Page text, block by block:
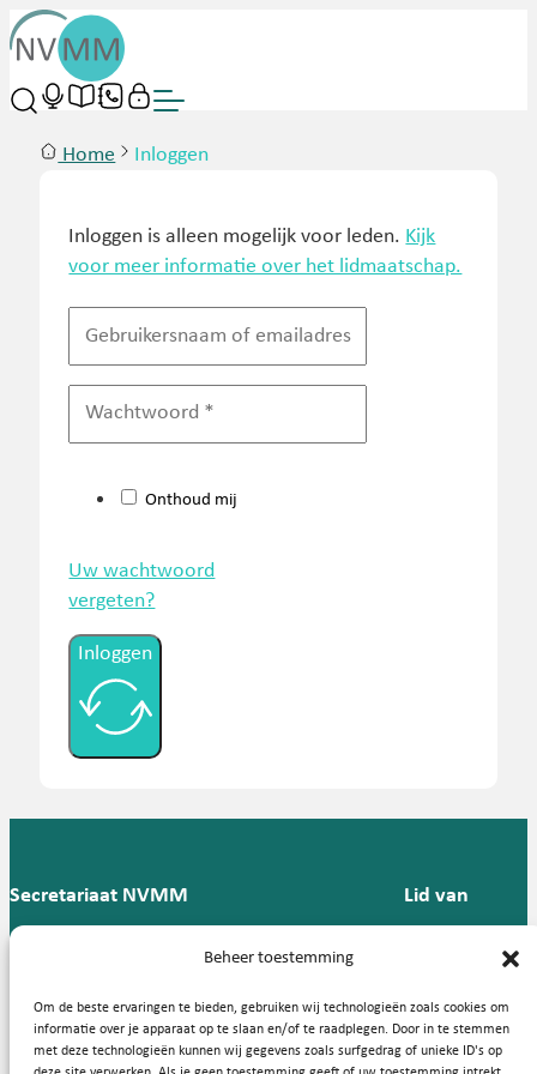
Beheer toestemming
Om de beste ervaringen te bieden, gebruiken wij technologieën zoals cookies om
informatie over je apparaat op te slaan en/of te raadplegen. Door in te stemmen
met deze technologieën kunnen wij gegevens zoals surfgedrag of unieke ID's op
Home Inloggen
Inloggen is alleen mogelijk voor leden. Kijk
voor meer informatie over het lidmaatschap.
Onthoud mij
Uw wachtwoord
vergeten?
Inloggen
Secretariaat NVMM
Groningen
T: 088 -
57
Lid van